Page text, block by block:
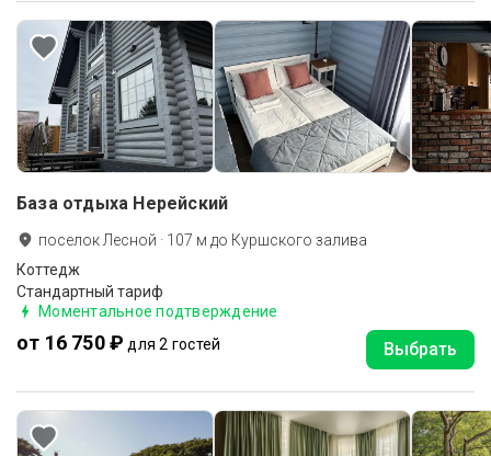
База отдыха Нерейский
поселок Лесной · 107 м до Куршского залива
Коттедж
Стандартный тариф
Моментальное подтверждение
от 16 750 ₽ для 2 гостей Выбрать